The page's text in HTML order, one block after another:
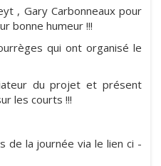
, Gary Carbonneaux pour
bonne humeur !!!
qui ont organisé le
du projet et présent
les courts !!!
de la journée via le lien ci -